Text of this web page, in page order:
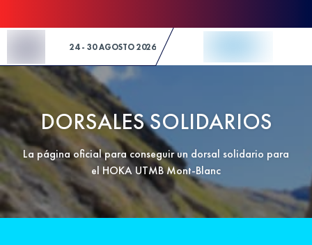
24 - 30 AGOSTO 2026
DORSALES SOLIDARIOS
La página oficial para conseguir un dorsal solidario para
el HOKA UTMB Mont-Blanc